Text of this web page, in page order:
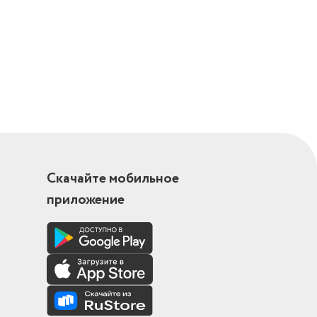
Скачайте мобильное
приложение